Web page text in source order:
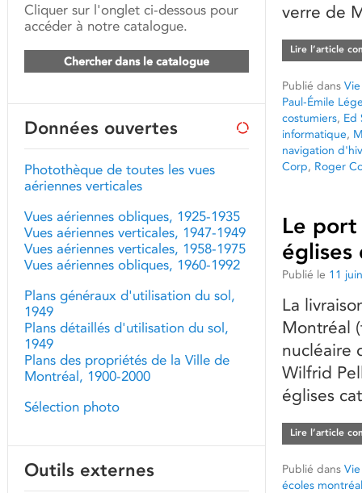
verre de
Lire l’article
Publié dans
Paul-Émile
costumiers, Ed
informatique,
navigation
Corp, Roger
Le
églises
Publié le 11
La
Montréal
nucléaire
Wilfrid
églises
Lire l’article
Publié dans
écoles
Cliquer sur l'onglet ci-dessous pour
accéder à notre catalogue.
Chercher dans le catalogue
Données ouvertes
Photothèque de toutes les vues
aériennes verticales
Vues aériennes obliques, 1925-1935
Vues aériennes verticales, 1947-1949
Vues aériennes verticales, 1958-1975
Vues aériennes obliques, 1960-1992
Plans généraux d'utilisation du sol,
1949
Plans détaillés d'utilisation du sol,
1949
Plans des propriétés de la Ville de
Montréal, 1900-2000
Sélection photo
Outils externes